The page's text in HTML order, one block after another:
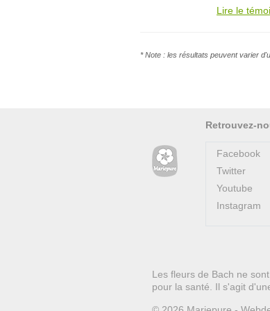
Lire le
* Note : les résultats peuvent varier
Retrouvez-
Facebook
Twitter
Youtube
Instagram
Les fleurs de Bach ne
pour la santé. Il s'agit